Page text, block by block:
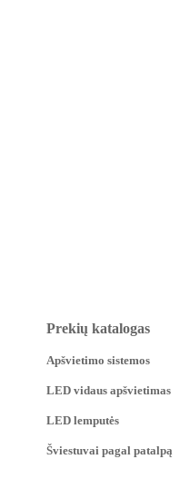
Prekių katalogas
Apšvietimo sistemos
LED vidaus apšvietimas
LED lemputės
Šviestuvai pagal patalpą